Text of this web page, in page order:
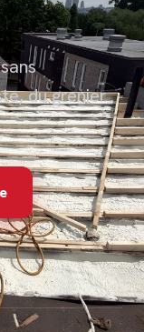
du grenier